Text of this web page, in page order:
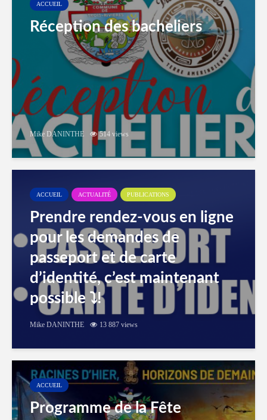
ACCUEIL
Réception des bacheliers
Mike DANINTHE 514 views
ACCUEIL ACTUALITÉ PUBLICATIONS
Prendre rendez-vous en ligne
pour les demandes de
passeport et de carte
d’identité, c’est maintenant
possible ⤵️!
Mike DANINTHE 13 887 views
ACCUEIL
Programme de la Fête